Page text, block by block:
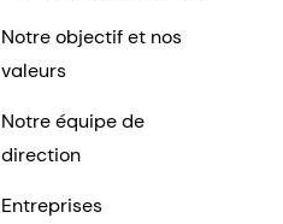
Notre objectif et nos
valeurs
Notre équipe de
direction
Entreprises